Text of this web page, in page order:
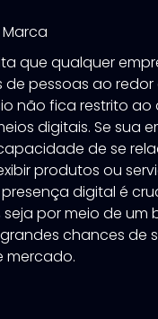
que qualquer
de pessoas ao redor
não fica restrito ao
digitais. Se sua
de se
produtos ou
digital é
por meio de um
chances de
mercado.